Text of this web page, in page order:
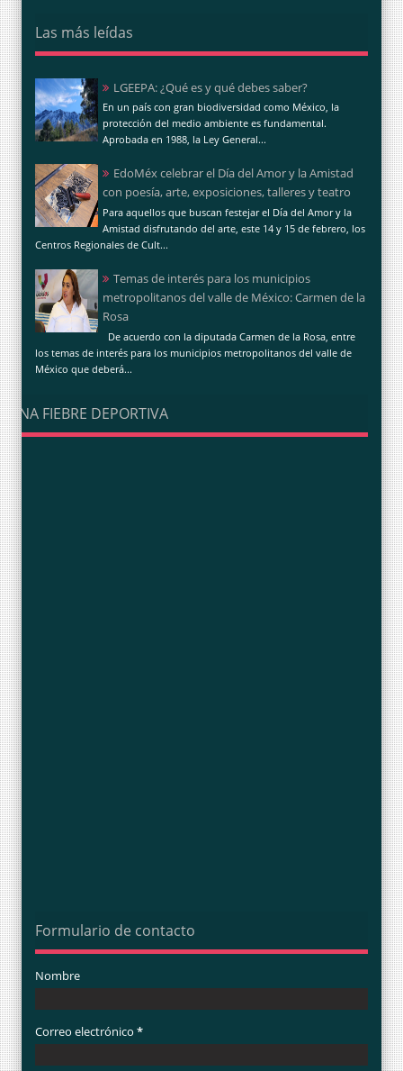
Las más leídas
LGEEPA: ¿Qué es y qué debes saber?
En un país con gran biodiversidad como México, la
protección del medio ambiente es fundamental.
Aprobada en 1988, la Ley General...
EdoMéx celebrar el Día del Amor y la Amistad
con poesía, arte, exposiciones, talleres y teatro
Para aquellos que buscan festejar el Día del Amor y la
Amistad disfrutando del arte, este 14 y 15 de febrero, los
Centros Regionales de Cult...
Temas de interés para los municipios
metropolitanos del valle de México: Carmen de la
Rosa
De acuerdo con la diputada Carmen de la Rosa, entre
los temas de interés para los municipios metropolitanos del valle de
México que deberá...
UNA FIEBRE DEPORTIVA
Formulario de contacto
Nombre
Correo electrónico *